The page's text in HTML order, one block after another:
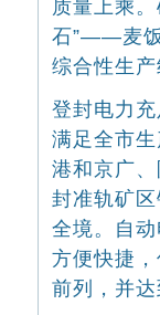
质量上乘
石”——麦饭
综合性生
登封电力
满足全市
港和京广
封准轨矿
全境。自
方便快捷
前列，并